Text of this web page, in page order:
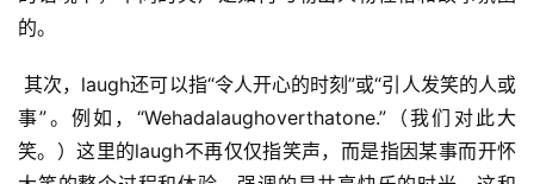
的。
其次，laugh还可以指“令人开心的时刻”或“引人发笑的人或
事”。例如，“Wehadalaughoverthatone.”（我们对此大
笑。）这里的laugh不再仅仅指笑声，而是指因某事而开怀